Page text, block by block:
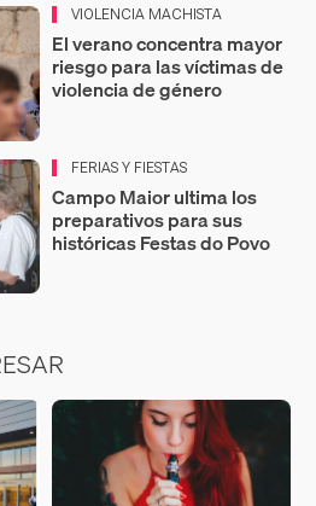
VIOLENCIA MACHISTA
El verano concentra mayor
riesgo para las víctimas de
violencia de género
FERIAS Y FIESTAS
Campo Maior ultima los
preparativos para sus
históricas Festas do Povo